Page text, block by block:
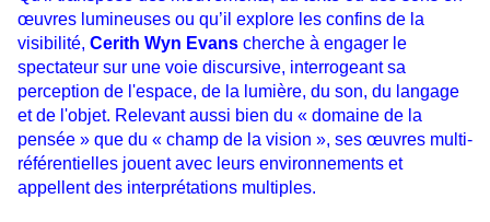
œuvres lumineuses ou qu’il explore les confins de la
visibilité, Cerith Wyn Evans cherche à engager le
spectateur sur une voie discursive, interrogeant sa
perception de l'espace, de la lumière, du son, du langage
et de l'objet. Relevant aussi bien du « domaine de la
pensée » que du « champ de la vision », ses œuvres multi-
référentielles jouent avec leurs environnements et
appellent des interprétations multiples.